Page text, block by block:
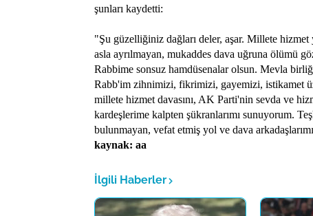
şunları kaydetti:
"Şu güzelliğiniz dağları deler, aşar. Millete
asla ayrılmayan, mukaddes dava uğruna ölümü
Rabbime sonsuz hamdüsenalar olsun. Mevla
Rabb'im zihnimizi, fikrimizi, gayemizi, istikamet
millete hizmet davasını, AK Parti'nin sevda ve
kardeşlerime kalpten şükranlarımı sunuyorum.
bulunmayan, vefat etmiş yol ve dava
kaynak: aa
İlgili Haberler